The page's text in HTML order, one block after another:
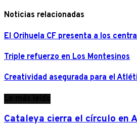
Noticias relacionadas
El Orihuela CF presenta a los
Triple refuerzo en Los Montesinos
Creatividad asegurada para el
Cataleya cierra el círculo en